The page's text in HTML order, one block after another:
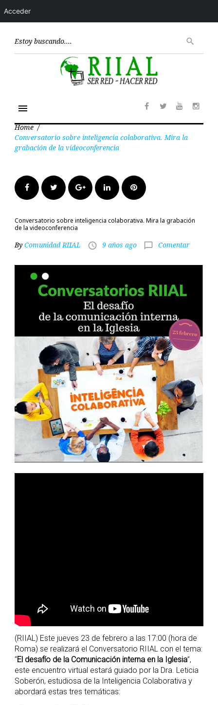
search
menu
Home /
Conversatorio sobre inteligencia colaborativa. Mira la
grabación de la videoconferencia
FacebookTwitter Google+LinkedInPinterest
Conversatorio sobre inteligencia colaborativa. Mira la grabación
de la videoconferencia
By Comunidad RIIAL access_time 9 años ago chat_bubble_outline Comentar
(RIIAL) Este jueves 23 de febrero a las 17:00 (hora de
Roma) se realizará el Conversatorio RIIAL con el tema:
“El desafío de la Comunicación interna en la Iglesia”,
este encuentro virtual estará guiado por la Dra. Leticia
Soberón, estudiosa de la Inteligencia Colaborativa y
abordará estas tres temáticas:
Acceder